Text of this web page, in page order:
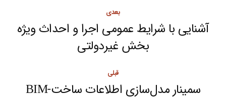
navigation
قبلی
Previous
سمینار مدل‌سازی اطلاعات ساخت-BIM
بعدی
Next
post:
آشنایی با شرایط عمومی اجرا و احداث ویژه
بخش غیردولتی